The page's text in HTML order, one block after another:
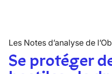
Les Notes d’analyse de
Se protéger